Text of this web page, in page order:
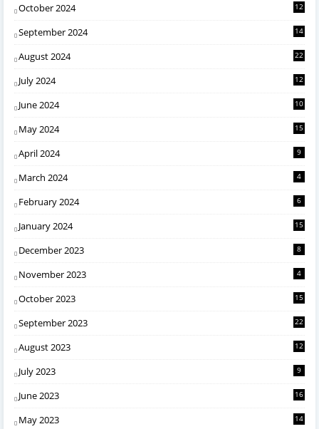
October 2024 12
September 2024 14
August 2024 22
July 2024 12
June 2024 10
May 2024 15
April 2024 9
March 2024 4
February 2024 6
January 2024 15
December 2023 8
November 2023 4
October 2023 15
September 2023 22
August 2023 12
July 2023 9
June 2023 16
May 2023 14